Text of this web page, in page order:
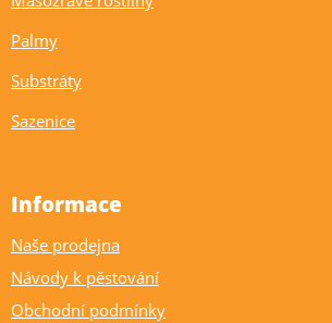
Palmy
Substráty
Sazenice
Informace
Naše prodejna
Návody k pěstování
Obchodní podmínky